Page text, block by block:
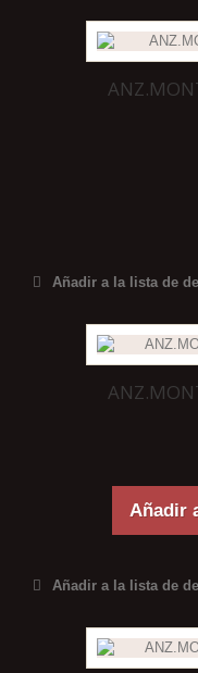
Añadir a la lista de
Añadir
Añadir a la lista de